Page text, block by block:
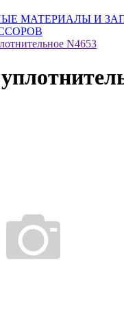
МАТЕРИАЛЫ И
N4653